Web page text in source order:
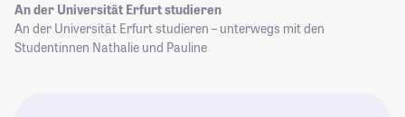
An der Universität Erfurt studieren
An der Universität Erfurt studieren – unterwegs mit den
Studentinnen Nathalie und Pauline